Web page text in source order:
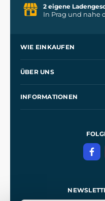
2 eigene
In Prag und nahe
WIE EINKAUFEN
Kontakt
ÜBER UNS
INFORMATIONEN